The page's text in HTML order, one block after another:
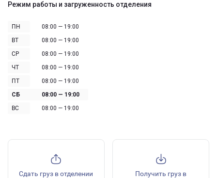
Режим работы и загруженность отделения
ПН
08:00 — 19:00
ВТ
08:00 — 19:00
СР
08:00 — 19:00
ЧТ
08:00 — 19:00
ПТ
08:00 — 19:00
СБ
08:00 — 19:00
ВС
08:00 — 19:00
Сдать груз в отделении
Получить груз в